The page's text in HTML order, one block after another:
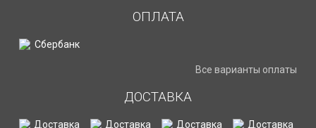
ОПЛАТА
Все варианты оплаты
ДОСТАВКА